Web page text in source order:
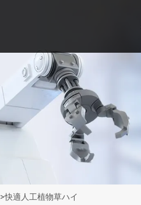
>快適人工植物草ハイ